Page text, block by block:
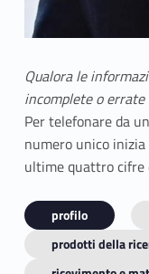
Qualora le
incomplete o errate
Per telefonare da
numero unico
ultime quattro cifre
profilo
prodotti della